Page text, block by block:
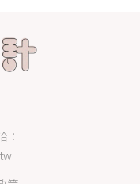
：